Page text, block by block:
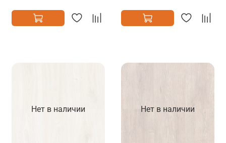
Нет в наличии Нет в наличии